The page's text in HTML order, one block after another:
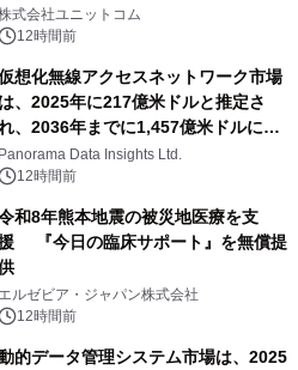
ーミングPCや高性能ノートPCなど
象iiyama PCのご購入で最大3万円分
式会社ユニットコム
12時間前
想化無線アクセスネットワーク市場
は、2025年に217億米ドルと推定さ
、2036年までに1,457億米ドルに達
すると予測されており、予測期間
2026年～2036年）
Panorama Data Insights Ltd.
12時間前
和8年熊本地震の被災地医療を支
『今日の臨床サポート』を無償提
エルゼビア・ジャパン株式会社
12時間前
的データ管理システム市場は、2025